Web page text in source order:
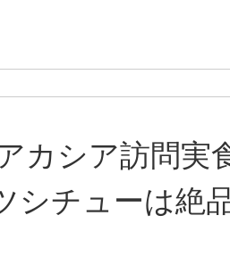
カシア訪問実
シチューは絶